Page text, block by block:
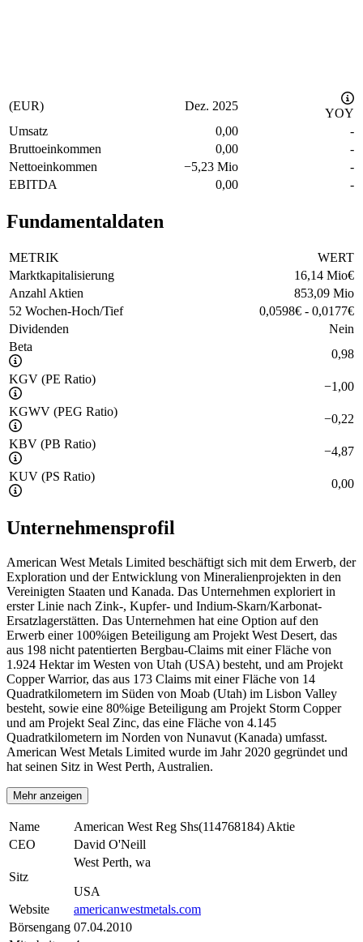
(EUR) Dez. 2025
YOY
Umsatz
0,00
-
Bruttoeinkommen
0,00
-
Nettoeinkommen
−5,23 Mio
-
EBITDA
0,00 -
Fundamentaldaten
METRIK
WERT
Marktkapitalisierung
16,14 Mio€
Anzahl Aktien
853,09 Mio
52 Wochen-Hoch/Tief
0,0598€ - 0,0177€
Dividenden
Nein
Beta
0,98
KGV (PE Ratio)
−1,00
KGWV (PEG Ratio)
−0,22
KBV (PB Ratio)
−4,87
KUV (PS Ratio)
0,00
Unternehmensprofil
American West Metals Limited beschäftigt sich mit dem Erwerb, der
Exploration und der Entwicklung von Mineralienprojekten in den
Vereinigten Staaten und Kanada. Das Unternehmen exploriert in
erster Linie nach Zink-, Kupfer- und Indium-Skarn/Karbonat-
Ersatzlagerstätten. Das Unternehmen hat eine Option auf den
Erwerb einer 100%igen Beteiligung am Projekt West Desert, das
aus 198 nicht patentierten Bergbau-Claims mit einer Fläche von
1.924 Hektar im Westen von Utah (USA) besteht, und am Projekt
Copper Warrior, das aus 173 Claims mit einer Fläche von 14
Quadratkilometern im Süden von Moab (Utah) im Lisbon Valley
besteht, sowie eine 80%ige Beteiligung am Projekt Storm Copper
und am Projekt Seal Zinc, das eine Fläche von 4.145
Quadratkilometern im Norden von Nunavut (Kanada) umfasst.
American West Metals Limited wurde im Jahr 2020 gegründet und
hat seinen Sitz in West Perth, Australien.
Mehr anzeigen
Name
American West Reg Shs(114768184) Aktie
CEO
David O'Neill
Sitz
West Perth, wa
USA
Website
americanwestmetals.com
Börsengang 07.04.2010